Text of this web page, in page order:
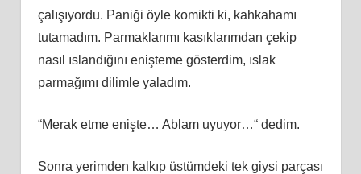
çalışıyordu. Paniği öyle komikti ki, kahkahamı
tutamadım. Parmaklarımı kasıklarımdan çekip
nasıl ıslandığını enişteme gösterdim, ıslak
parmağımı dilimle yaladım.
“Merak etme enişte… Ablam uyuyor…“ dedim.
Sonra yerimden kalkıp üstümdeki tek giysi parçası